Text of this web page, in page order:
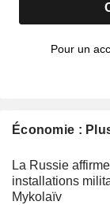
Pour un
Économie :
La Russie
installations
Mykolaïv